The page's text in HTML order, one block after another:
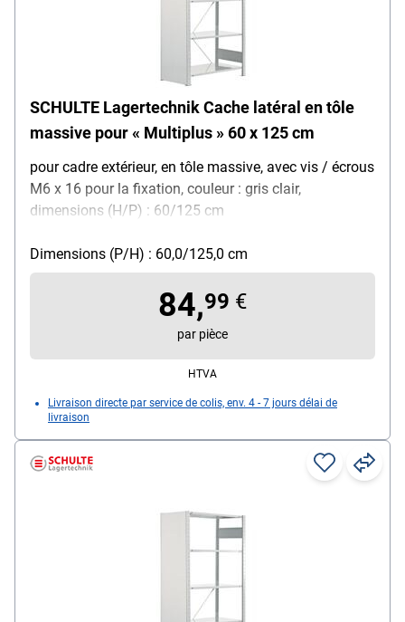
SCHULTE Lagertechnik Cache latéral en tôle
massive pour « Multiplus » 60 x 125 cm
pour cadre extérieur, en tôle massive, avec vis / écrous
M6 x 16 pour la fixation, couleur : gris clair,
dimensions (H/P) : 60/125 cm
Dimensions (P/H) : 60,0/125,0 cm
84,99 €
par pièce
HTVA
Livraison directe par service de colis, env. 4 - 7 jours délai de
livraison